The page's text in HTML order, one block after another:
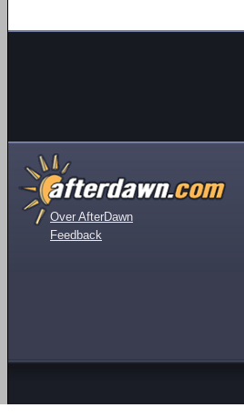
Over AfterDawn
Feedback